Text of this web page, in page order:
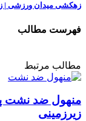
زهکشی میدان ورزشی |
فهرست مطالب
مطالب مرتبط
منهول ضد نشت
زیرزمینی